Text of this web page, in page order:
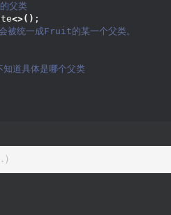
父类
<>() ;
统一成Fruit的某一个父类。
道具体是哪个父类